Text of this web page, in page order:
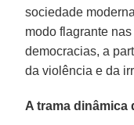
sociedade
modo flagrante
democracias, a
da violência e da
A trama dinâmica